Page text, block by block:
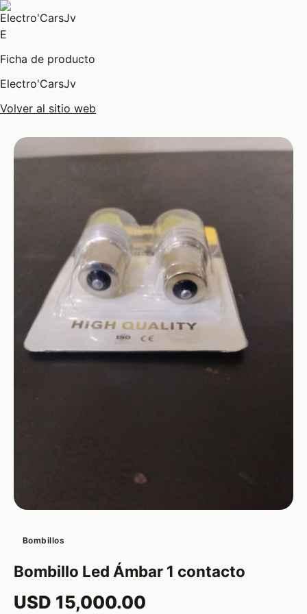
E
Ficha de producto
Electro'CarsJv
Volver al sitio web
Bombillos
Bombillo Led Ámbar 1 contacto
USD 15,000.00